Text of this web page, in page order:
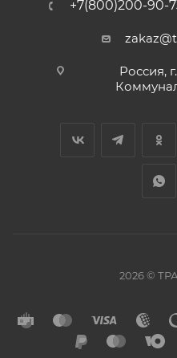
+7(800)200-90-
Россия,
2026 ©